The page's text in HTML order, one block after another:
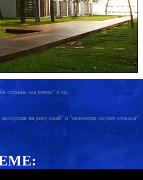
отзывы sea breeze" и тд.
на реку квай" и "мовенпик пхукет отзывы".